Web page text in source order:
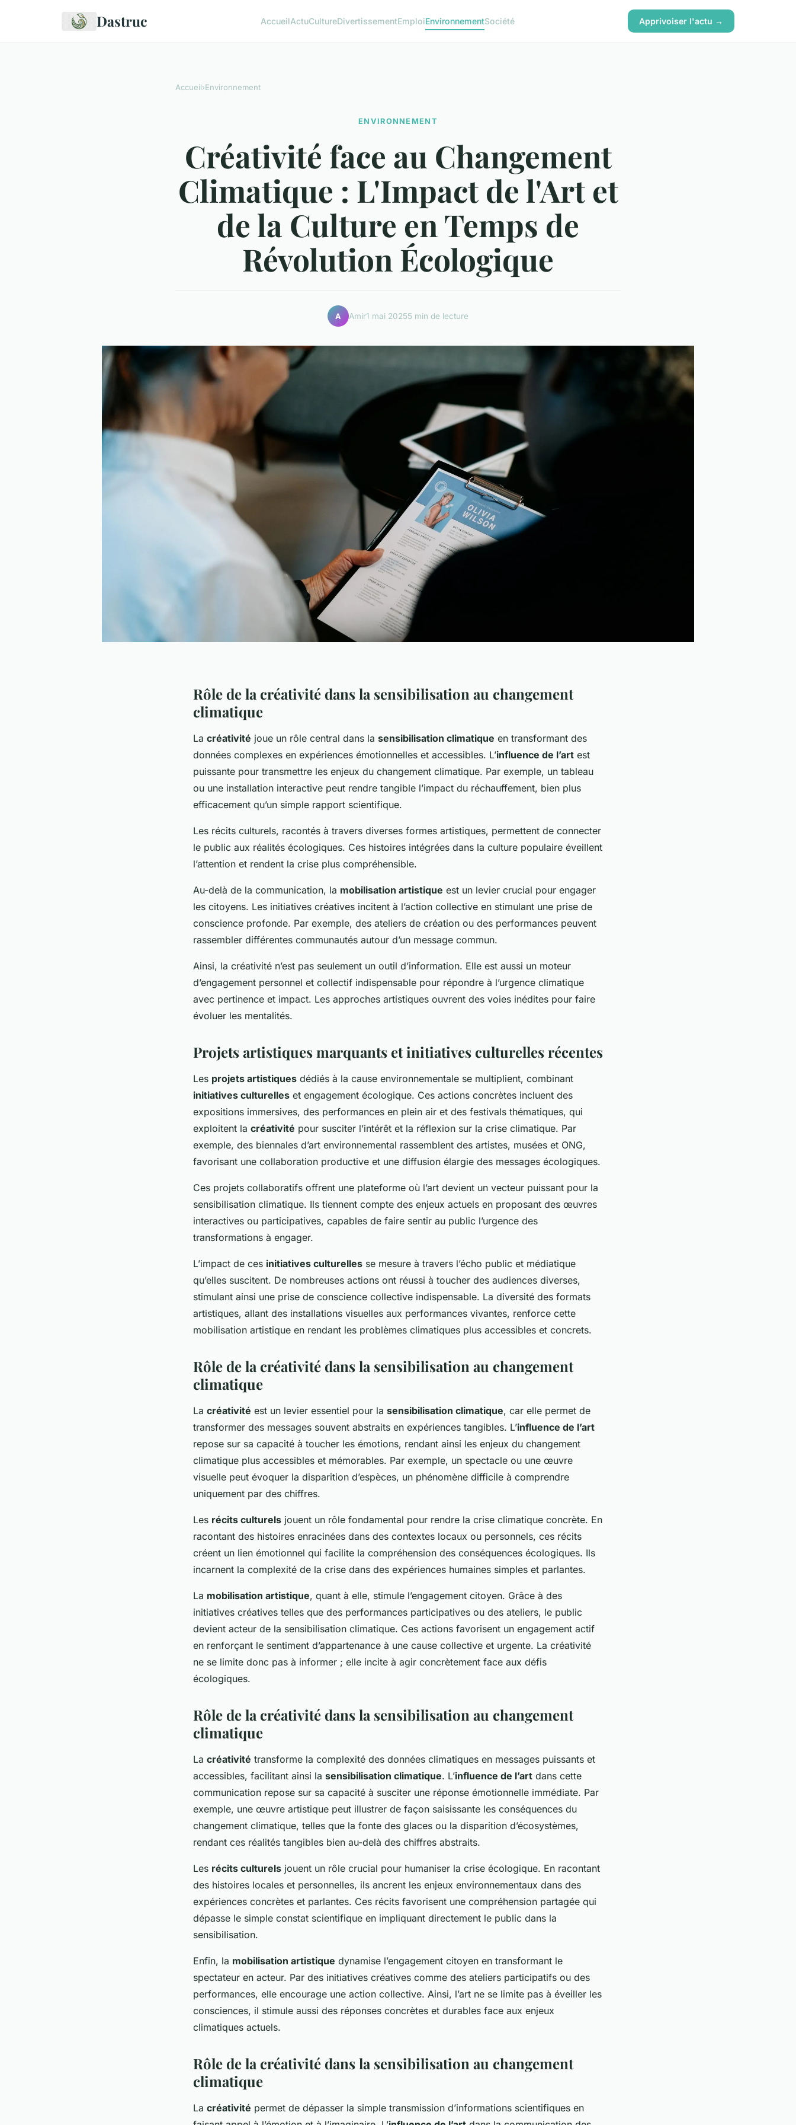
Dastruc AccueilActuCultureDivertissementEmploiEnvironnementSociété Apprivoiser l'actu →
Accueil›Environnement
ENVIRONNEMENT
Créativité face au Changement
Climatique : L'Impact de l'Art et
de la Culture en Temps de
Révolution Écologique
A Amir1 mai 20255 min de lecture
Rôle de la créativité dans la sensibilisation au changement
climatique
La créativité joue un rôle central dans la sensibilisation climatique en transformant des
données complexes en expériences émotionnelles et accessibles. L’influence de l’art est
puissante pour transmettre les enjeux du changement climatique. Par exemple, un tableau
ou une installation interactive peut rendre tangible l’impact du réchauffement, bien plus
efficacement qu’un simple rapport scientifique.
Les récits culturels, racontés à travers diverses formes artistiques, permettent de connecter
le public aux réalités écologiques. Ces histoires intégrées dans la culture populaire éveillent
l’attention et rendent la crise plus compréhensible.
Au-delà de la communication, la mobilisation artistique est un levier crucial pour engager
les citoyens. Les initiatives créatives incitent à l’action collective en stimulant une prise de
conscience profonde. Par exemple, des ateliers de création ou des performances peuvent
rassembler différentes communautés autour d’un message commun.
Ainsi, la créativité n’est pas seulement un outil d’information. Elle est aussi un moteur
d’engagement personnel et collectif indispensable pour répondre à l’urgence climatique
avec pertinence et impact. Les approches artistiques ouvrent des voies inédites pour faire
évoluer les mentalités.
Projets artistiques marquants et initiatives culturelles récentes
Les projets artistiques dédiés à la cause environnementale se multiplient, combinant
initiatives culturelles et engagement écologique. Ces actions concrètes incluent des
expositions immersives, des performances en plein air et des festivals thématiques, qui
exploitent la créativité pour susciter l’intérêt et la réflexion sur la crise climatique. Par
exemple, des biennales d’art environnemental rassemblent des artistes, musées et ONG,
favorisant une collaboration productive et une diffusion élargie des messages écologiques.
Ces projets collaboratifs offrent une plateforme où l’art devient un vecteur puissant pour la
sensibilisation climatique. Ils tiennent compte des enjeux actuels en proposant des œuvres
interactives ou participatives, capables de faire sentir au public l’urgence des
transformations à engager.
L’impact de ces initiatives culturelles se mesure à travers l’écho public et médiatique
qu’elles suscitent. De nombreuses actions ont réussi à toucher des audiences diverses,
stimulant ainsi une prise de conscience collective indispensable. La diversité des formats
artistiques, allant des installations visuelles aux performances vivantes, renforce cette
mobilisation artistique en rendant les problèmes climatiques plus accessibles et concrets.
Rôle de la créativité dans la sensibilisation au changement
climatique
La créativité est un levier essentiel pour la sensibilisation climatique, car elle permet de
transformer des messages souvent abstraits en expériences tangibles. L’influence de l’art
repose sur sa capacité à toucher les émotions, rendant ainsi les enjeux du changement
climatique plus accessibles et mémorables. Par exemple, un spectacle ou une œuvre
visuelle peut évoquer la disparition d’espèces, un phénomène difficile à comprendre
uniquement par des chiffres.
Les récits culturels jouent un rôle fondamental pour rendre la crise climatique concrète. En
racontant des histoires enracinées dans des contextes locaux ou personnels, ces récits
créent un lien émotionnel qui facilite la compréhension des conséquences écologiques. Ils
incarnent la complexité de la crise dans des expériences humaines simples et parlantes.
La mobilisation artistique, quant à elle, stimule l’engagement citoyen. Grâce à des
initiatives créatives telles que des performances participatives ou des ateliers, le public
devient acteur de la sensibilisation climatique. Ces actions favorisent un engagement actif
en renforçant le sentiment d’appartenance à une cause collective et urgente. La créativité
ne se limite donc pas à informer ; elle incite à agir concrètement face aux défis
écologiques.
Rôle de la créativité dans la sensibilisation au changement
climatique
La créativité transforme la complexité des données climatiques en messages puissants et
accessibles, facilitant ainsi la sensibilisation climatique. L’influence de l’art dans cette
communication repose sur sa capacité à susciter une réponse émotionnelle immédiate. Par
exemple, une œuvre artistique peut illustrer de façon saisissante les conséquences du
changement climatique, telles que la fonte des glaces ou la disparition d’écosystèmes,
rendant ces réalités tangibles bien au-delà des chiffres abstraits.
Les récits culturels jouent un rôle crucial pour humaniser la crise écologique. En racontant
des histoires locales et personnelles, ils ancrent les enjeux environnementaux dans des
expériences concrètes et parlantes. Ces récits favorisent une compréhension partagée qui
dépasse le simple constat scientifique en impliquant directement le public dans la
sensibilisation.
Enfin, la mobilisation artistique dynamise l’engagement citoyen en transformant le
spectateur en acteur. Par des initiatives créatives comme des ateliers participatifs ou des
performances, elle encourage une action collective. Ainsi, l’art ne se limite pas à éveiller les
consciences, il stimule aussi des réponses concrètes et durables face aux enjeux
climatiques actuels.
Rôle de la créativité dans la sensibilisation au changement
climatique
La créativité permet de dépasser la simple transmission d’informations scientifiques en